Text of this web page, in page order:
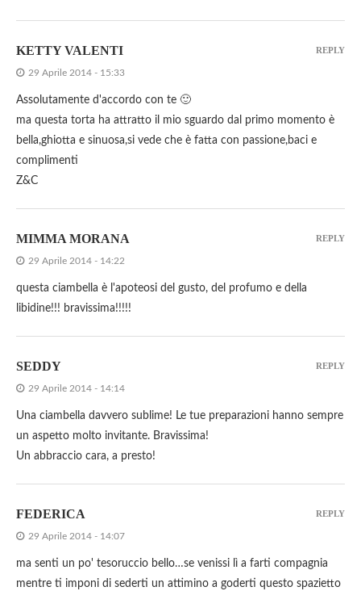
KETTY VALENTI
29 Aprile 2014 - 15:33
Assolutamente d'accordo con te 🙂
ma questa torta ha attratto il mio sguardo dal primo momento è
bella,ghiotta e sinuosa,si vede che è fatta con passione,baci e
complimenti
Z&C
REPLY
MIMMA MORANA
29 Aprile 2014 - 14:22
questa ciambella è l'apoteosi del gusto, del profumo e della
libidine!!! bravissima!!!!!
REPLY
SEDDY
29 Aprile 2014 - 14:14
Una ciambella davvero sublime! Le tue preparazioni hanno sempre
un aspetto molto invitante. Bravissima!
Un abbraccio cara, a presto!
REPLY
FEDERICA
29 Aprile 2014 - 14:07
ma senti un po' tesoruccio bello…se venissi lì a farti compagnia
mentre ti imponi di sederti un attimino a goderti questo spazietto
REPLY